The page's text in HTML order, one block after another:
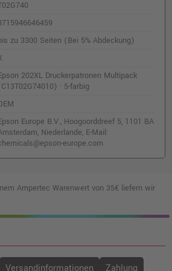
11,76 €
€
202XL Druckerpatrone
19,32 €
€
zzgl. Versand
shopping_cart
12,60 €
202XL Druckerpatrone
· Cyan
zu 3300 Seiten (Bei 5% Abdeckung)
202XL Druckerpatronen Multipack
· 5-farbig
Europe B.V., Hoogoorddreef 5, 1101 BA
Niederlande, E-Mail:
europe.com
Ampertec Warenwert von 35€ liefern wir
Versandinformationen
Zahlung